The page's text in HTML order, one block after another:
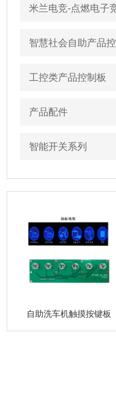
米兰电竞-点燃电子
智慧社会自助产品
工控类产品控制板
产品配件
智能开关系列
自助洗车机触摸按键板